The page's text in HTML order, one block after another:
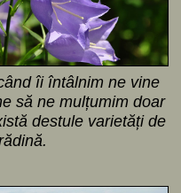
îi întâlnim ne vine
să ne mulțumim doar
destule varietăți de